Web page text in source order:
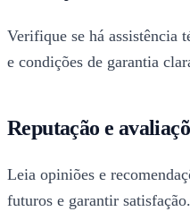
Verifique se há assistência
e condições de garantia
Reputação e
Leia opiniões e
futuros e garantir satisfação.